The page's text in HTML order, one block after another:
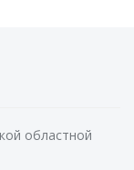
областной